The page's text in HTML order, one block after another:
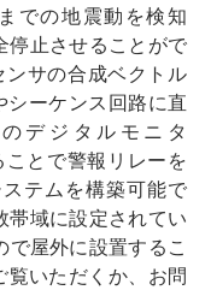
での地震動を検知
停止させることがで
サの合成ベクトル
シーケンス回路に直
デジタルモニタ
ことで警報リレーを
テムを構築可能で
帯域に設定されてい
で屋外に設置するこ
覧いただくか、お問